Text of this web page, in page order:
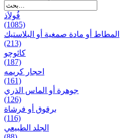
فُولاَذ
(1085)
المطاط أو مادة صمغية أو البلاستيك
(213)
کائوچو
(187)
احجار کریمه
(161)
جوهرة أو الماس الذري
(126)
برقوق أو فرشاة
(116)
الجلد الطبيعي